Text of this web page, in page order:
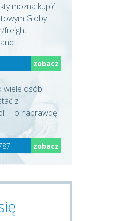
można kupić
Globy
freight-
zobacz
wiele osób
z
. To naprawdę
zobacz